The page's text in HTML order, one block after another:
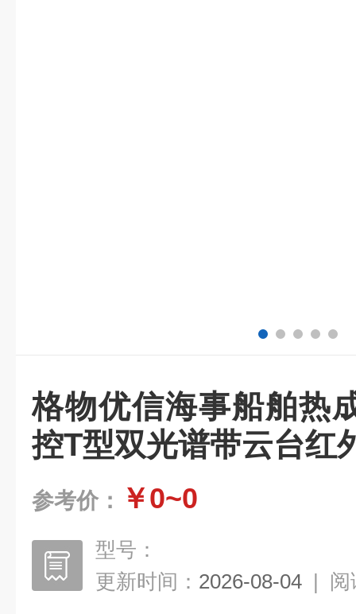
格物优信海事船舶热
控T型双光谱带云台红
参考价： ￥0~0
型号：
更新时间： 2026-08-04 | 阅